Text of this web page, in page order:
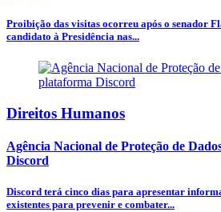
Proibição das visitas ocorreu após o senador
candidato à Presidência nas...
Direitos Humanos
Agência Nacional de Proteção de
Discord
Discord terá cinco dias para apresentar
existentes para prevenir e combater...